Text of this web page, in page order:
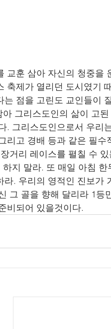
교훈 삼아 자신의 청중을
축제가 열리던 도시였기
는 점을 고린도 교인들이
그리스도인의 삶이 고
. 그리스도인으로서 우리
리고 경배 등과 같은 필
거리 레이스를 펼칠 수
지 말라. 또 매일 아침
라. 우리의 영적인 진보가
그 골을 향해 달리라 1등
비되어 있을것이다.